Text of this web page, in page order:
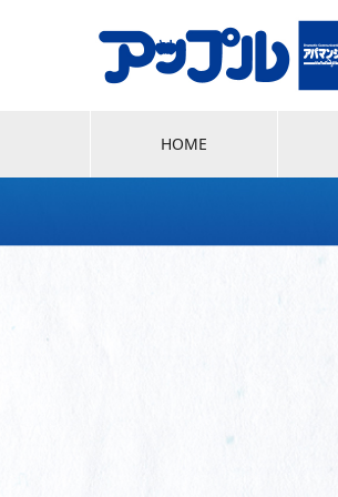
HOME